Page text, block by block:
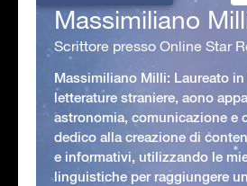
Massimiliano
Scrittore presso Online Star
Massimiliano Milli: Laureato
letterature straniere, aono
astronomia, comunicazione e
dedico alla creazione di
e informativi, utilizzando le
linguistiche per raggiungere